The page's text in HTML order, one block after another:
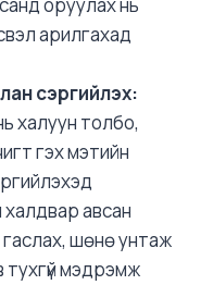
оруулах нь
арилгахад
сэргийлэх:
халуун толбо,
гэх мэтийн
халдвар авсан
шөнө унтаж
тухгүй мэдрэмж